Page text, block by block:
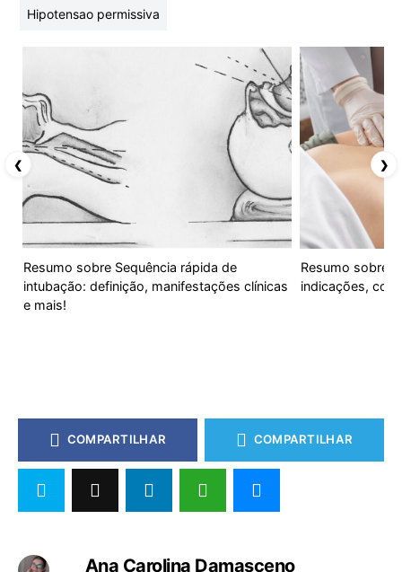
Hipotensao permissiva
Resumo sobre Sequência rápida de
intubação: definição, manifestações clínicas
e mais!
Resumo sobre
indicações,
❮ ❯
COMPARTILHAR COMPARTILHAR
Ana Carolina Damasceno